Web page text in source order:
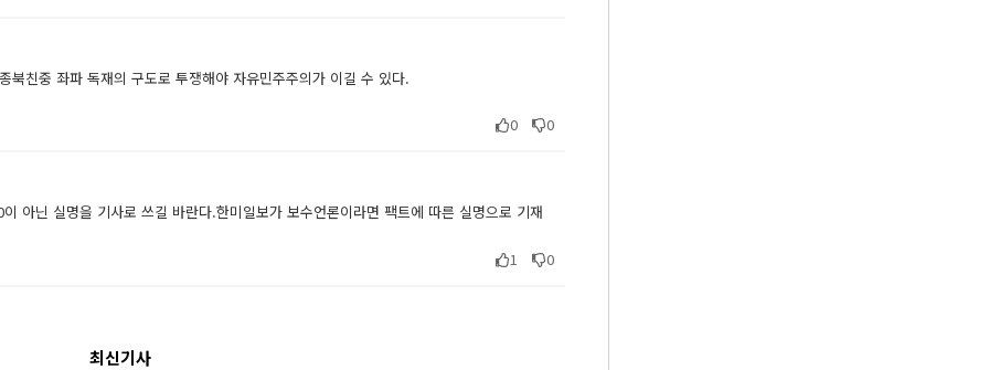
북친중 좌파 독재의 구도로 투쟁해야 자유민주주의가 이길 수 있다.
0 0
아닌 실명을 기사로 쓰길 바란다.한미일보가 보수언론이라면 팩트에 따른 실명으로 기재
1 0
최신기사